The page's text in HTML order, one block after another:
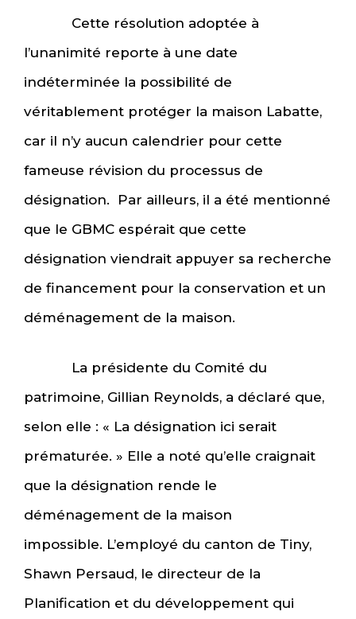
Cette résolution adoptée à
l’unanimité reporte à une date
indéterminée la possibilité de
véritablement protéger la maison Labatte,
car il n’y aucun calendrier pour cette
fameuse révision du processus de
désignation. Par ailleurs, il a été mentionné
que le GBMC espérait que cette
désignation viendrait appuyer sa recherche
de financement pour la conservation et un
déménagement de la maison.
La présidente du Comité du
patrimoine, Gillian Reynolds, a déclaré que,
selon elle : « La désignation ici serait
prématurée. » Elle a noté qu’elle craignait
que la désignation rende le
déménagement de la maison
impossible. L’employé du canton de Tiny,
Shawn Persaud, le directeur de la
Planification et du développement qui